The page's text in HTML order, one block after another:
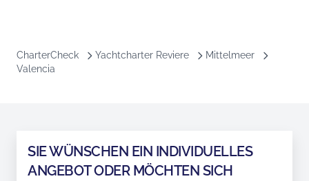
CharterCheck Yachtcharter Reviere
Mittelmeer
Valencia
SIE WÜNSCHEN EIN INDIVIDUELLES
ANGEBOT ODER MÖCHTEN SICH